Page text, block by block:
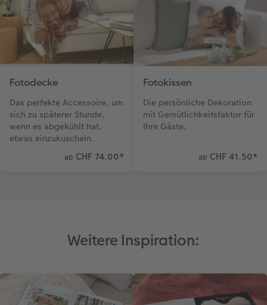
Fotodecke
Das perfekte Accessoire, um
sich zu späterer Stunde,
wenn es abgekühlt hat,
etwas einzukuscheln.
ab CHF 74.00*
Fotokissen
Die persönliche Dekoration
mit Gemütlichkeitsfaktor für
Ihre Gäste.
ab CHF 41.50*
Weitere Inspiration: